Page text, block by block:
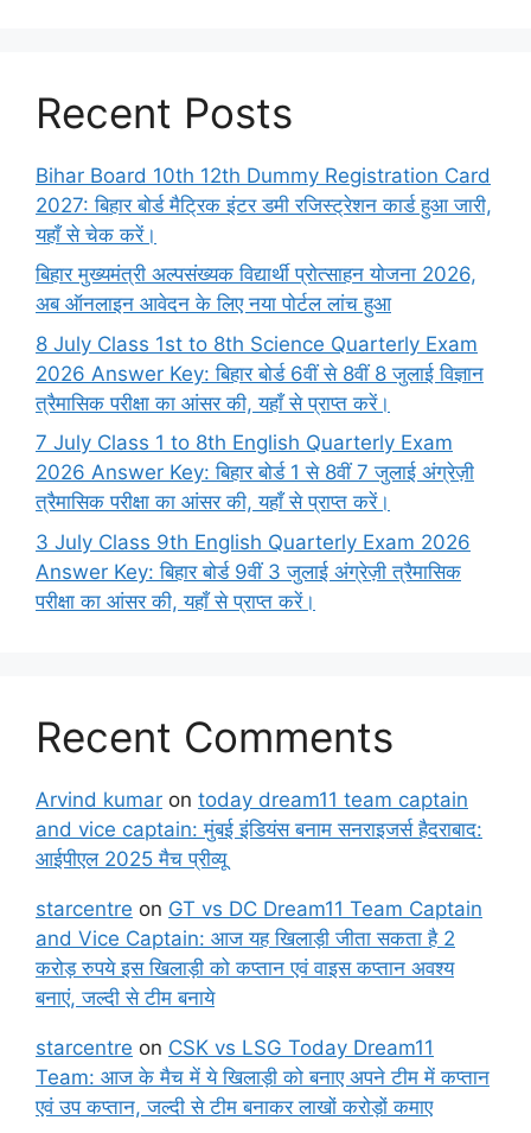
Recent Posts
Bihar Board 10th 12th Dummy Registration Card
2027: बिहार बोर्ड मैट्रिक इंटर डमी रजिस्ट्रेशन कार्ड हुआ जारी,
यहाँ से चेक करें।
बिहार मुख्यमंत्री अल्पसंख्यक विद्यार्थी प्रोत्साहन योजना 2026,
अब ऑनलाइन आवेदन के लिए नया पोर्टल लांच हुआ
8 July Class 1st to 8th Science Quarterly Exam
2026 Answer Key: बिहार बोर्ड 6वीं से 8वीं 8 जुलाई विज्ञान
त्रैमासिक परीक्षा का आंसर की, यहाँ से प्राप्त करें।
7 July Class 1 to 8th English Quarterly Exam
2026 Answer Key: बिहार बोर्ड 1 से 8वीं 7 जुलाई अंग्रेज़ी
त्रैमासिक परीक्षा का आंसर की, यहाँ से प्राप्त करें।
3 July Class 9th English Quarterly Exam 2026
Answer Key: बिहार बोर्ड 9वीं 3 जुलाई अंग्रेज़ी त्रैमासिक
परीक्षा का आंसर की, यहाँ से प्राप्त करें।
Recent Comments
Arvind kumar on today dream11 team captain
and vice captain: मुंबई इंडियंस बनाम सनराइजर्स हैदराबाद:
आईपीएल 2025 मैच प्रीव्यू
starcentre on GT vs DC Dream11 Team Captain
and Vice Captain: आज यह खिलाड़ी जीता सकता है 2
करोड़ रुपये इस खिलाड़ी को कप्तान एवं वाइस कप्तान अवश्य
बनाएं, जल्दी से टीम बनाये
starcentre on CSK vs LSG Today Dream11
Team: आज के मैच में ये खिलाड़ी को बनाए अपने टीम में कप्तान
एवं उप कप्तान, जल्दी से टीम बनाकर लाखों करोड़ों कमाए